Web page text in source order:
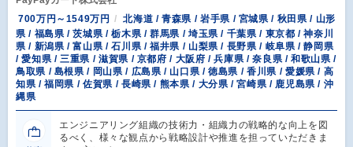
700万円～1549万円
北海道 / 青森県 / 岩手県 / 宮城県 / 秋田県 / 山形
県 / 福島県 / 茨城県 / 栃木県 / 群馬県 / 埼玉県 / 千葉県 / 東京都 / 神奈川
県 / 新潟県 / 富山県 / 石川県 / 福井県 / 山梨県 / 長野県 / 岐阜県 / 静岡県
/ 愛知県 / 三重県 / 滋賀県 / 京都府 / 大阪府 / 兵庫県 / 奈良県 / 和歌山県 /
鳥取県 / 島根県 / 岡山県 / 広島県 / 山口県 / 徳島県 / 香川県 / 愛媛県 / 高
知県 / 福岡県 / 佐賀県 / 長崎県 / 熊本県 / 大分県 / 宮崎県 / 鹿児島県 / 沖
縄県
エンジニアリング組織の技術力・組織力の戦略的な向上を図
るべく、様々な観点から戦略設計や推進を担っていただきま